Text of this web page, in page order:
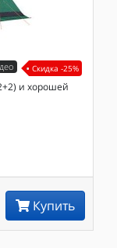
Скидка -25%
и хорошей
Купить